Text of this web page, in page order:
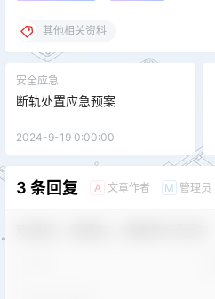
其他相关资料
安全应急
断轨处置应急预案
2024-9-19 0:00:00
3 条回复 A 文章作者 M 管理员